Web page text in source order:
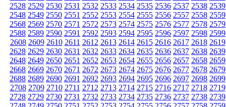
2528 2529 2530 2531 2532 2533 2534 2535 2536 2537 2538 2539
2548 2549 2550 2551 2552 2553 2554 2555 2556 2557 2558 2559
2568 2569 2570 2571 2572 2573 2574 2575 2576 2577 2578 2579
2588 2589 2590 2591 2592 2593 2594 2595 2596 2597 2598 2599
2608 2609 2610 2611 2612 2613 2614 2615 2616 2617 2618 2619
2628 2629 2630 2631 2632 2633 2634 2635 2636 2637 2638 2639
2648 2649 2650 2651 2652 2653 2654 2655 2656 2657 2658 2659
2668 2669 2670 2671 2672 2673 2674 2675 2676 2677 2678 2679
2688 2689 2690 2691 2692 2693 2694 2695 2696 2697 2698 2699
2708 2709 2710 2711 2712 2713 2714 2715 2716 2717 2718 2719
2728 2729 2730 2731 2732 2733 2734 2735 2736 2737 2738 2739